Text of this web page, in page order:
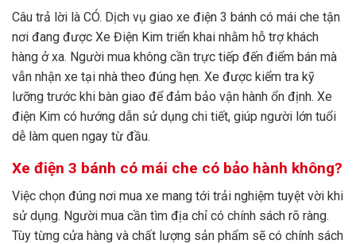
Câu trả lời là CÓ. Dịch vụ giao xe điện 3 bánh có mái che tận
nơi đang được Xe Điện Kim triển khai nhằm hỗ trợ khách
hàng ở xa. Người mua không cần trực tiếp đến điểm bán mà
vẫn nhận xe tại nhà theo đúng hẹn. Xe được kiểm tra kỹ
lưỡng trước khi bàn giao để đảm bảo vận hành ổn định. Xe
điện Kim có hướng dẫn sử dụng chi tiết, giúp người lớn tuổi
dễ làm quen ngay từ đầu.
Xe điện 3 bánh có mái che có bảo hành không?
Việc chọn đúng nơi mua xe mang tới trải nghiệm tuyệt vời khi
sử dụng. Người mua cần tìm địa chỉ có chính sách rõ ràng.
Tùy từng cửa hàng và chất lượng sản phẩm sẽ có chính sách